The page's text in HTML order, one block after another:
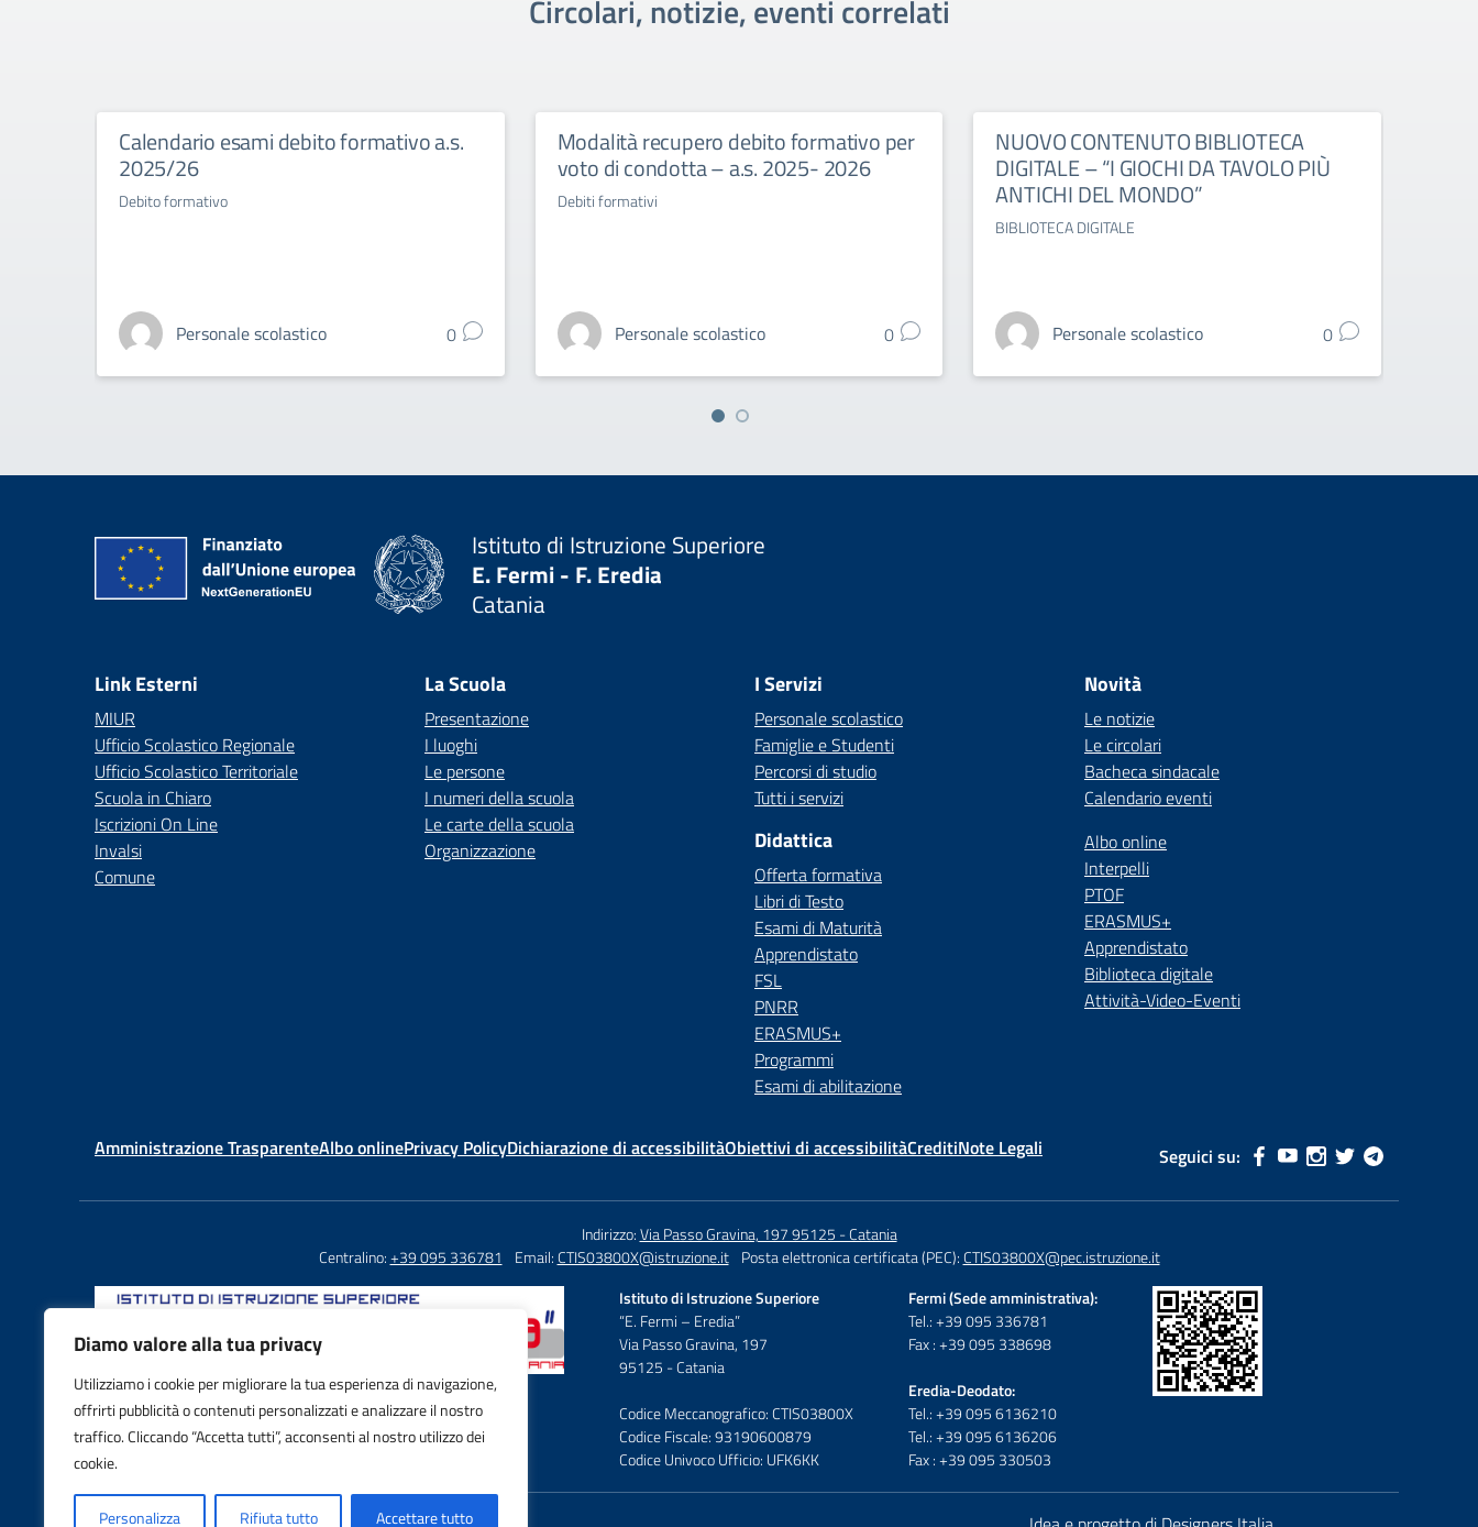
Diamo valore alla tua privacy
Utilizziamo i cookie per migliorare la tua esperienza di navigazione,
offrirti pubblicità o contenuti personalizzati e analizzare il nostro
traffico. Cliccando “Accetta tutti”, acconsenti al nostro utilizzo dei
cookie.
Personalizza Rifiuta tutto Accettare tutto
Circolari, notizie, eventi correlati
Calendario esami debito formativo a.s.
2025/26
Debito formativo
Personale scolastico 0
Modalità recupero debito formativo per
voto di condotta – a.s. 2025- 2026
Debiti formativi
Personale scolastico 0
NUOVO CONTENUTO BIBLIOTECA
DIGITALE – “I GIOCHI DA TAVOLO PIÙ
ANTICHI DEL MONDO”
BIBLIOTECA DIGITALE
Personale scolastico 0
Istituto di Istruzione Superiore
E. Fermi - F. Eredia
Catania
Link Esterni
MIUR
Ufficio Scolastico Regionale
Ufficio Scolastico Territoriale
Scuola in Chiaro
Iscrizioni On Line
Invalsi
Comune
La Scuola
Presentazione
I luoghi
Le persone
I numeri della scuola
Le carte della scuola
Organizzazione
I Servizi
Personale scolastico
Famiglie e Studenti
Percorsi di studio
Tutti i servizi
Didattica
Offerta formativa
Libri di Testo
Esami di Maturità
Apprendistato
FSL
PNRR
ERASMUS+
Programmi
Esami di abilitazione
Novità
Le notizie
Le circolari
Bacheca sindacale
Calendario eventi
Albo online
Interpelli
PTOF
ERASMUS+
Apprendistato
Biblioteca digitale
Attività-Video-Eventi
Amministrazione TrasparenteAlbo onlinePrivacy PolicyDichiarazione di accessibilitàObiettivi di accessibilitàCreditiNote Legali Seguici su:
Indirizzo:Via Passo Gravina, 197 95125 - Catania
Centralino:+39 095 336781 Email:CTIS03800X@istruzione.it Posta elettronica certificata (PEC):CTIS03800X@pec.istruzione.it
Email: CTIS03800X@istruzione.it
PEC: CTIS03800X@pec.istruzione.it
IBAN: IT88S0103016995000001605992
Istituto di Istruzione Superiore
“E. Fermi – Eredia”
Via Passo Gravina, 197
95125 - Catania
Codice Meccanografico: CTIS03800X
Codice Fiscale: 93190600879
Codice Univoco Ufficio: UFK6KK
Fermi (Sede amministrativa):
Tel.: +39 095 336781
Fax : +39 095 338698
Eredia-Deodato:
Tel.: +39 095 6136210
Tel.: +39 095 6136206
Fax : +39 095 330503